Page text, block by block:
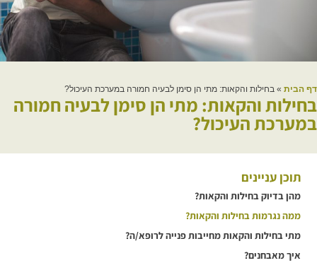
דף הבית » בחילות והקאות: מתי הן סימן לבעיה חמורה במערכת העיכול?
בחילות והקאות: מתי הן סימן לבעיה חמורה
במערכת העיכול?
תוכן עניינים
מהן בדיוק בחילות והקאות?
ממה נגרמות בחילות והקאות?
מתי בחילות והקאות מחייבות פנייה לרופא/ה?
איך מאבחנים?